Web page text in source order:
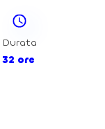
Durata
32 ore